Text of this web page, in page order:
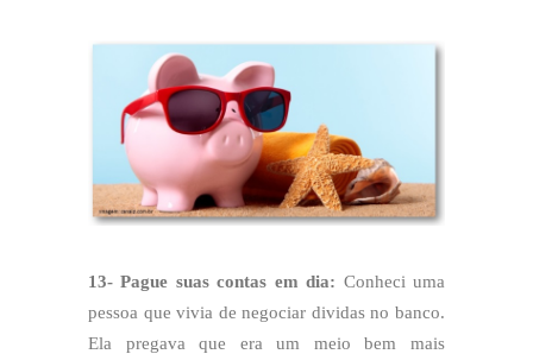
13- Pague suas contas em dia: Conheci uma
pessoa que vivia de negociar dividas no banco.
Ela pregava que era um meio bem mais